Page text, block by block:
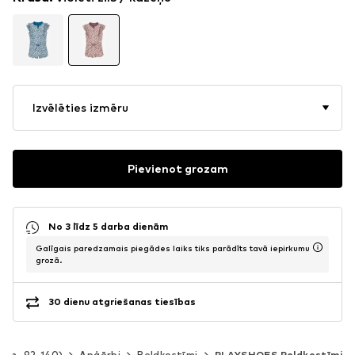
Izvēlēties izmēru
Pievienot grozam
No 3 līdz 5 darba dienām
Galīgais paredzamais piegādes laiks tiks parādīts tavā iepirkumu
grozā.
30 dienu atgriešanas tiesības